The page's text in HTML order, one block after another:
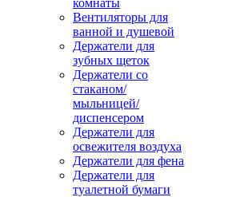
комнаты
Вентиляторы для
ванной и душевой
Держатели для
зубных щеток
Держатели со
стаканом/
мыльницей/
диспенсером
Держатели для
освежителя воздуха
Держатели для фена
Держатели для
туалетной бумаги